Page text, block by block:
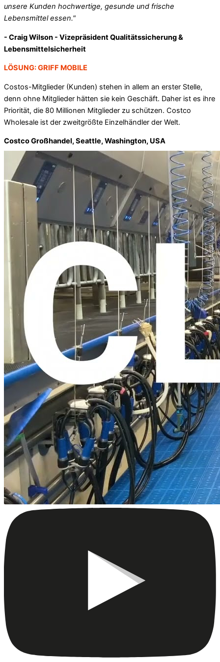
unsere Kunden hochwertige, gesunde und frische
Lebensmittel essen."
- Craig Wilson - Vizepräsident Qualitätssicherung &
Lebensmittelsicherheit
LÖSUNG: GRIFF MOBILE
Costos-Mitglieder (Kunden) stehen in allem an erster Stelle,
denn ohne Mitglieder hätten sie kein Geschäft. Daher ist es ihre
Priorität, die 80 Millionen Mitglieder zu schützen. Costco
Wholesale ist der zweitgrößte Einzelhändler der Welt.
Costco Großhandel, Seattle, Washington, USA